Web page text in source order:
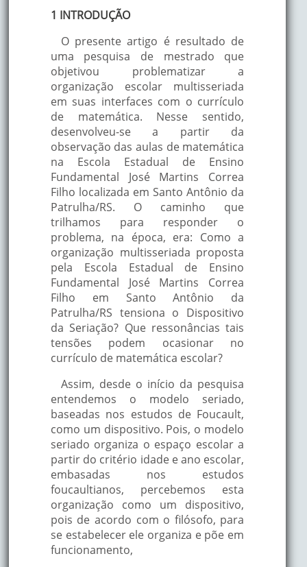
1 INTRODUÇÃO
O presente artigo é resultado de
uma pesquisa de mestrado que
objetivou problematizar a
organização escolar multisseriada
em suas interfaces com o currículo
de matemática. Nesse sentido,
desenvolveu-se a partir da
observação das aulas de matemática
na Escola Estadual de Ensino
Fundamental José Martins Correa
Filho localizada em Santo Antônio da
Patrulha/RS. O caminho que
trilhamos para responder o
problema, na época, era: Como a
organização multisseriada proposta
pela Escola Estadual de Ensino
Fundamental José Martins Correa
Filho em Santo Antônio da
Patrulha/RS tensiona o Dispositivo
da Seriação? Que ressonâncias tais
tensões podem ocasionar no
currículo de matemática escolar?
Assim, desde o início da pesquisa
entendemos o modelo seriado,
baseadas nos estudos de Foucault,
como um dispositivo. Pois, o modelo
seriado organiza o espaço escolar a
partir do critério idade e ano escolar,
embasadas nos estudos
foucaultianos, percebemos esta
organização como um dispositivo,
pois de acordo com o filósofo, para
se estabelecer ele organiza e põe em
funcionamento,